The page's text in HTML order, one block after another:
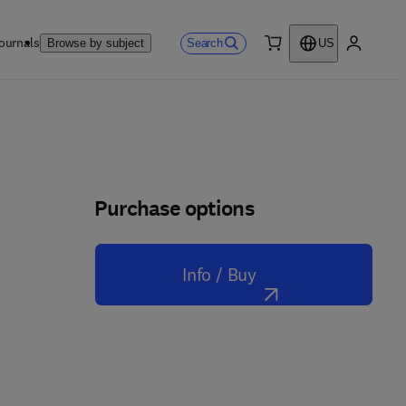
Browse by subject Search
US
Purchase options
Info / Buy